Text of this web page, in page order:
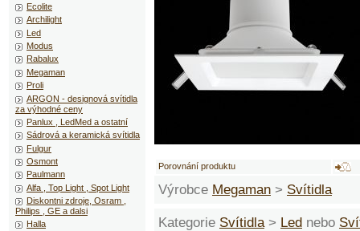
Porovnání produktu
Výrobce Megaman > Svítidla
Kategorie Svítidla > Led nebo
Ecolite
Archilight
Led
Modus
Rabalux
Megaman
Proli
ARGON - designová svítidla
za výhodné ceny
Panlux , LedMed a ostatní
Sádrová a keramická svítidla
Fulgur
Osmont
Paulmann
Alfa , Top Light , Spot Light
Diskontni zdroje, Osram ,
Philips , GE a dalsi
Halla